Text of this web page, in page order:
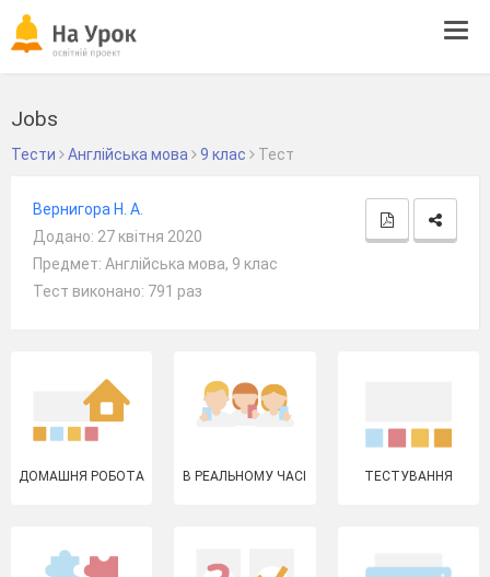
Jobs
Тести Англійська мова 9 клас Тест
Вернигора Н. А.
Додано: 27 квітня 2020
Предмет: Англійська мова, 9 клас
Тест виконано: 791 раз
ДОМАШНЯ РОБОТА В РЕАЛЬНОМУ ЧАСІ ТЕСТУВАННЯ